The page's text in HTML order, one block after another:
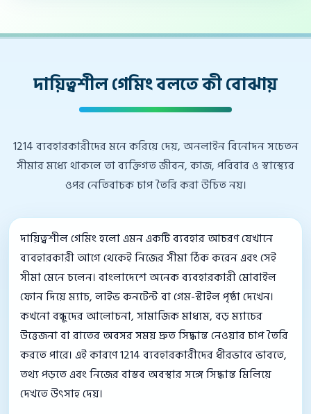
দায়িত্বশীল গেমিং বলতে কী বোঝায়
1214 ব্যবহারকারীদের মনে করিয়ে দেয়, অনলাইন বিনোদন সচেতন
সীমার মধ্যে থাকলে তা ব্যক্তিগত জীবন, কাজ, পরিবার ও স্বাস্থ্যের
ওপর নেতিবাচক চাপ তৈরি করা উচিত নয়।
দায়িত্বশীল গেমিং হলো এমন একটি ব্যবহার আচরণ যেখানে
ব্যবহারকারী আগে থেকেই নিজের সীমা ঠিক করেন এবং সেই
সীমা মেনে চলেন। বাংলাদেশে অনেক ব্যবহারকারী মোবাইল
ফোন দিয়ে ম্যাচ, লাইভ কনটেন্ট বা গেম-স্টাইল পৃষ্ঠা দেখেন।
কখনো বন্ধুদের আলোচনা, সামাজিক মাধ্যম, বড় ম্যাচের
উত্তেজনা বা রাতের অবসর সময় দ্রুত সিদ্ধান্ত নেওয়ার চাপ তৈরি
করতে পারে। এই কারণে 1214 ব্যবহারকারীদের ধীরভাবে ভাবতে,
তথ্য পড়তে এবং নিজের বাস্তব অবস্থার সঙ্গে সিদ্ধান্ত মিলিয়ে
দেখতে উৎসাহ দেয়।